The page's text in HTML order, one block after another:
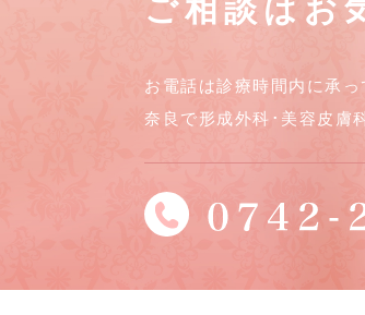
ご相談はお
お電話は診療時間内に承っ
奈良で形成外科･美容皮膚